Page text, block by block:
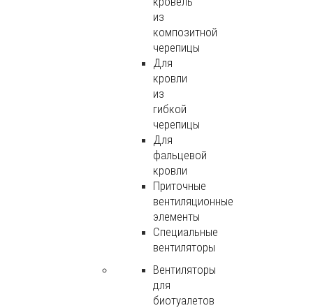
из
композитной
черепицы
Для
кровли
из
гибкой
черепицы
Для
фальцевой
кровли
Приточные
вентиляционные
элементы
Специальные
вентиляторы
Вентиляторы
для
биотуалетов